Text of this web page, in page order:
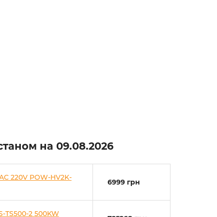
на 09.08.2026
220V POW-HV2K-
6999 грн
TS500-2 500KW